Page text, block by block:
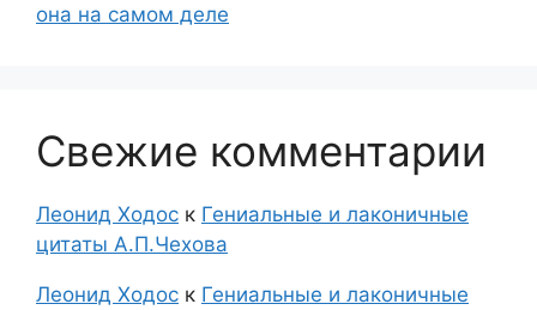
она на самом деле
Свежие комментарии
Леонид Ходос к Гениальные и лаконичные
цитаты А.П.Чехова
Леонид Ходос к Гениальные и лаконичные